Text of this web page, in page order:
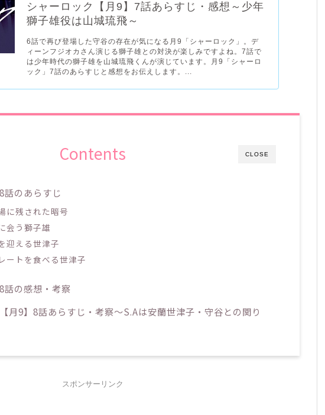
シャーロック【月9】7話あらすじ・感想～少年
獅子雄役は山城琉飛～
6話で再び登場した守谷の存在が気になる月9「シャーロック」。デ
ィーンフジオカさん演じる獅子雄との対決が楽しみですよね。7話で
は少年時代の獅子雄を山城琉飛くんが演じています。月9「シャーロ
ック」7話のあらすじと感想をお伝えします。...
CLOSE
Contents
話のあらすじ
に残された暗号
会う獅子雄
迎える世津子
ートを食べる世津子
話の感想・考察
月9】8話あらすじ・考察～S.Aは安蘭世津子・守谷との関り
スポンサーリンク